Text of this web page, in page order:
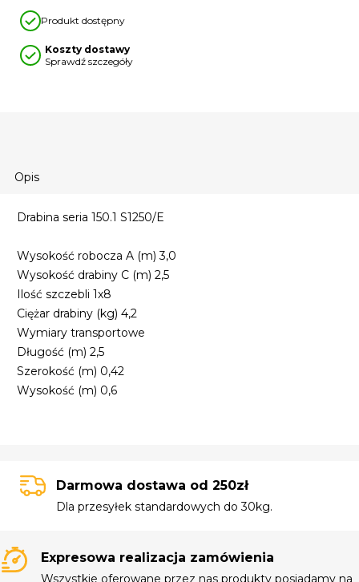
Opis
Drabina seria 150.1 S1250/E
Wysokość robocza A (m) 3,0
Wysokość drabiny C (m) 2,5
Ilość szczebli 1x8
Ciężar drabiny (kg) 4,2
Wymiary transportowe
Długość (m) 2,5
Szerokość (m) 0,42
Wysokość (m) 0,6
Darmowa dostawa od 250zł
Dla przesyłek standardowych do 30kg.
Expresowa realizacja zamówienia
Wszystkie oferowane przez nas produkty posiadamy na
Produkt dostępny
Koszty dostawy
Sprawdź szczegóły